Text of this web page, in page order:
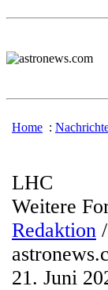
Home :
LHC
Weitere
Redaktion
21. Juni